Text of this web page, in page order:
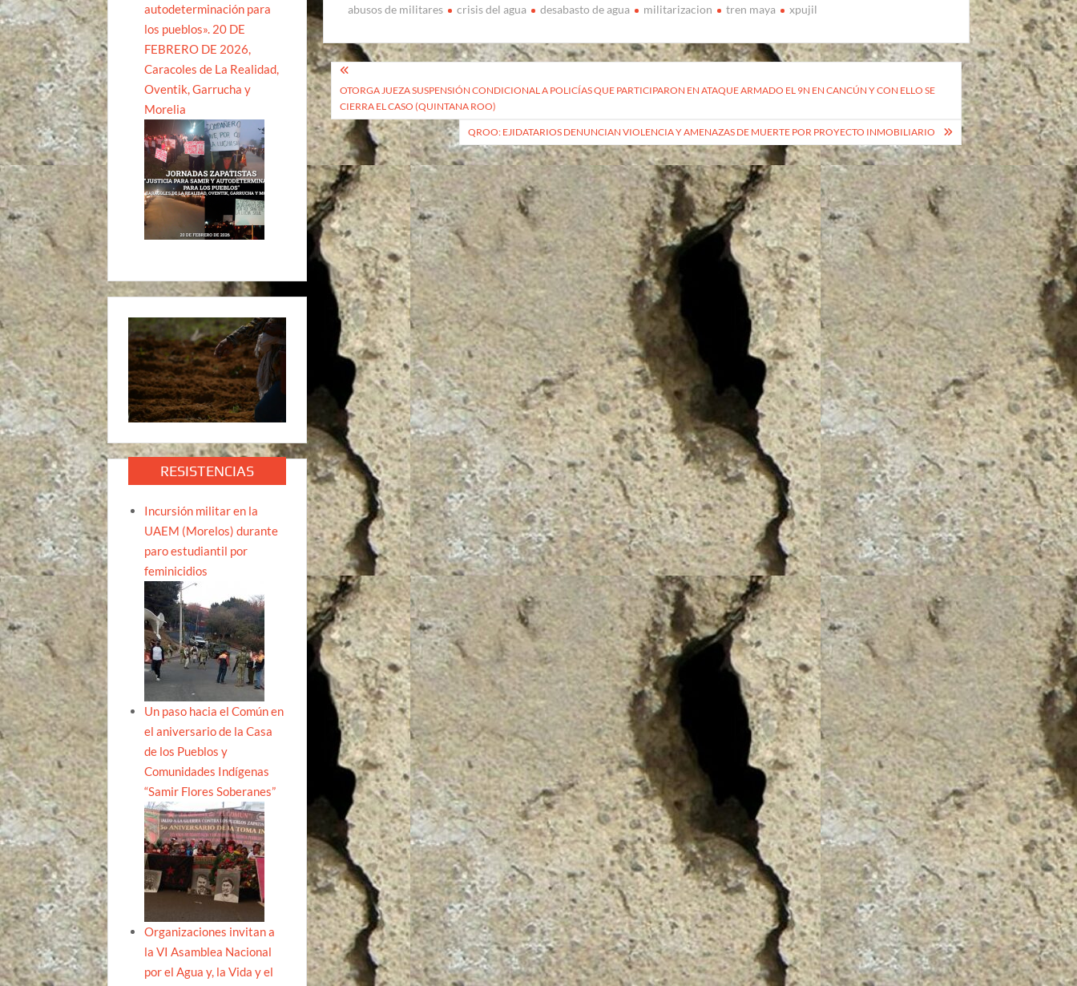
abusos de militares crisis del agua desabasto de agua militarizacion tren maya xpujil
Navegación
de
entradas
OTORGA JUEZA SUSPENSIÓN CONDICIONAL A POLICÍAS QUE PARTICIPARON EN ATAQUE ARMADO EL 9N EN CANCÚN Y CON ELLO SE
CIERRA EL CASO (QUINTANA ROO)
QROO: EJIDATARIOS DENUNCIAN VIOLENCIA Y AMENAZAS DE MUERTE POR PROYECTO INMOBILIARIO
autodeterminación para
los pueblos». 20 DE
FEBRERO DE 2026,
Caracoles de La Realidad,
Oventik, Garrucha y
Morelia
RESISTENCIAS
Incursión militar en la
UAEM (Morelos) durante
paro estudiantil por
feminicidios
Un paso hacia el Común en
el aniversario de la Casa
de los Pueblos y
Comunidades Indígenas
“Samir Flores Soberanes”
Organizaciones invitan a
la VI Asamblea Nacional
por el Agua y, la Vida y el